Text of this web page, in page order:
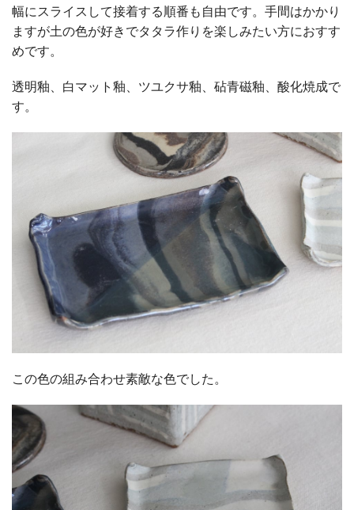
幅にスライスして接着する順番も自由です。手間はかかり
ますが土の色が好きでタタラ作りを楽しみたい方におすす
めです。
透明釉、白マット釉、ツユクサ釉、砧青磁釉、酸化焼成で
す。
この色の組み合わせ素敵な色でした。